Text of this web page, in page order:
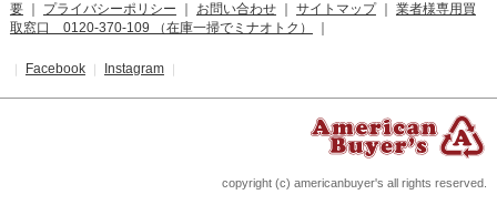
要｜ プライバシーポリシー お問い合わせ｜ サイトマップ｜ 業者様専用買
取窓口 0120-370-109 （在庫一掃でミナオトク）
｜ Facebook｜ Instagram｜
copyright (c) americanbuyer's all rights reserved.